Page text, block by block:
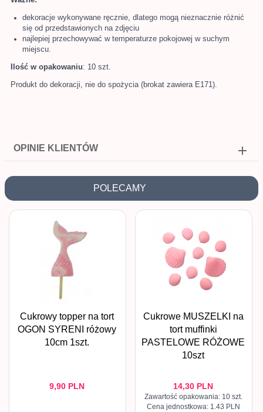
dekoracje wykonywane ręcznie, dlatego mogą nieznacznie różnić
się od przedstawionych na zdjęciu
najlepiej przechowywać w temperaturze pokojowej w suchym
miejscu.
Ilość w opakowaniu: 10 szt.
Produkt do dekoracji, nie do spożycia (brokat zawiera E171).
OPINIE KLIENTÓW
POLECAMY
Cukrowy topper na tort
OGON SYRENI różowy
10cm 1szt.
9,90 PLN
Cukrowe MUSZELKI na
tort muffinki
PASTELOWE RÓŻOWE
10szt
14,30 PLN
Zawartość opakowania: 10 szt.
Cena jednostkowa: 1.43 PLN